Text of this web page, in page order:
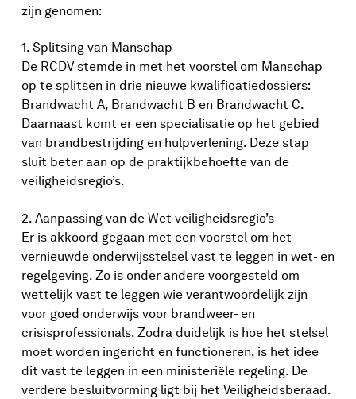
zijn genomen:
1. Splitsing van Manschap
De RCDV stemde in met het voorstel om Manschap
op te splitsen in drie nieuwe kwalificatiedossiers:
Brandwacht A, Brandwacht B en Brandwacht C.
Daarnaast komt er een specialisatie op het gebied
van brandbestrijding en hulpverlening. Deze stap
sluit beter aan op de praktijkbehoefte van de
veiligheidsregio’s.
2. Aanpassing van de Wet veiligheidsregio’s
Er is akkoord gegaan met een voorstel om het
vernieuwde onderwijsstelsel vast te leggen in wet- en
regelgeving. Zo is onder andere voorgesteld om
wettelijk vast te leggen wie verantwoordelijk zijn
voor goed onderwijs voor brandweer- en
crisisprofessionals. Zodra duidelijk is hoe het stelsel
moet worden ingericht en functioneren, is het idee
dit vast te leggen in een ministeriële regeling. De
verdere besluitvorming ligt bij het Veiligheidsberaad.